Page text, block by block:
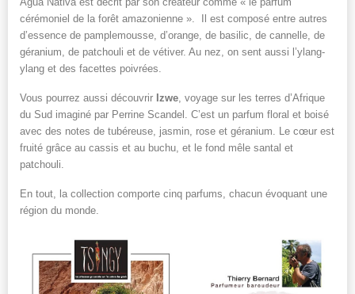
cérémoniel de la forêt amazonienne ». Il est composé entre autres
d’essence de pamplemousse, d’orange, de basilic, de cannelle, de
géranium, de patchouli et de vétiver. Au nez, on sent aussi l’ylang-
ylang et des facettes poivrées.
Vous pourrez aussi découvrir Izwe , voyage sur les terres d’Afrique
du Sud imaginé par Perrine Scandel. C’est un parfum floral et boisé
avec des notes de tubéreuse, jasmin, rose et géranium. Le cœur est
fruité grâce au cassis et au buchu, et le fond mêle santal et
patchouli.
En tout, la collection comporte cinq parfums, chacun évoquant une
région du monde.